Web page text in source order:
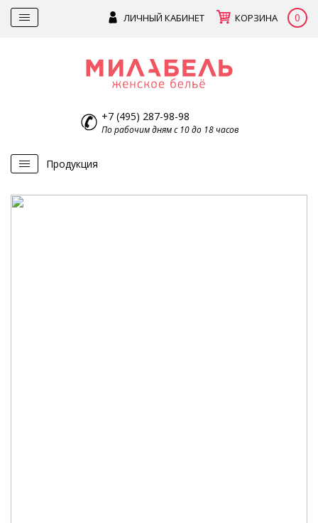
ЛИЧНЫЙ КАБИНЕТ КОРЗИНА 0
+7 (495) 287-98-98
По рабочим дням с 10 до 18 часов
Продукция